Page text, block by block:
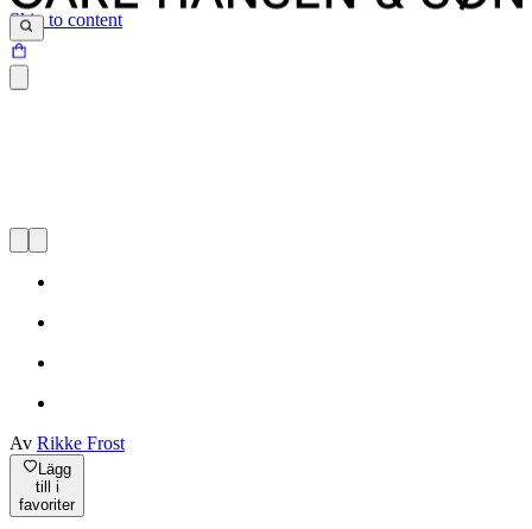
Skip to content
Av Rikke Frost
Lägg
till i
favoriter